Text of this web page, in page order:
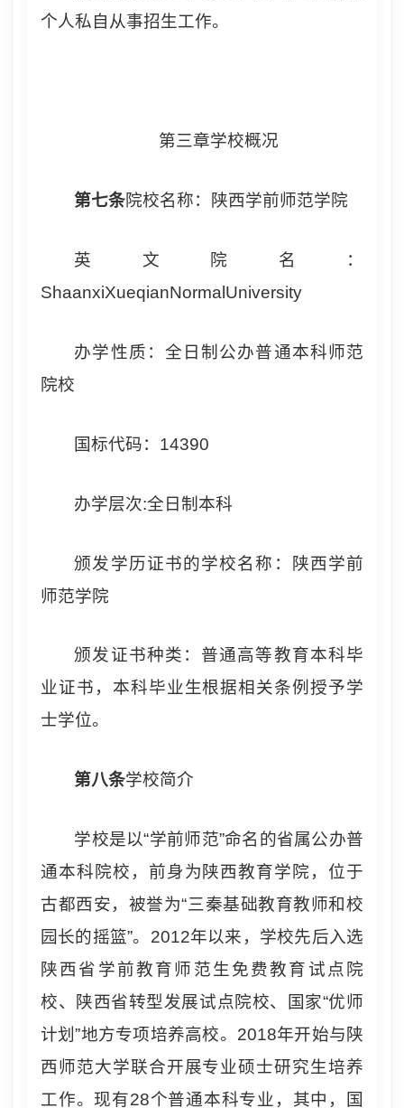
个人私自从事招生工作。
第三章学校概况
第七条院校名称：陕西学前师范学院
英文院名：
ShaanxiXueqianNormalUniversity
办学性质：全日制公办普通本科师范
院校
国标代码：14390
办学层次:全日制本科
颁发学历证书的学校名称：陕西学前
师范学院
颁发证书种类：普通高等教育本科毕
业证书，本科毕业生根据相关条例授予学
士学位。
第八条学校简介
学校是以“学前师范”命名的省属公办普
通本科院校，前身为陕西教育学院，位于
古都西安，被誉为“三秦基础教育教师和校
园长的摇篮”。2012年以来，学校先后入选
陕西省学前教育师范生免费教育试点院
校、陕西省转型发展试点院校、国家“优师
计划”地方专项培养高校。2018年开始与陕
西师范大学联合开展专业硕士研究生培养
工作。现有28个普通本科专业，其中，国